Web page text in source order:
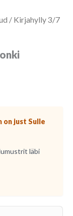
/ Kirjahylly 3/7
on just Sulle
läbi